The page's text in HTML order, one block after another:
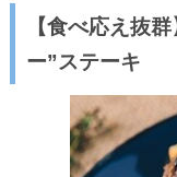
【食べ応え抜
ー”ステーキ